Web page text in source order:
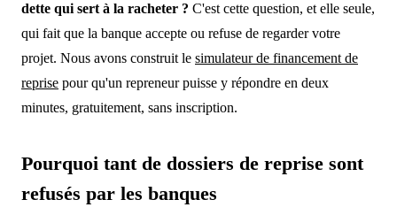
dette qui sert à la racheter ? C'est cette question, et elle seule,
qui fait que la banque accepte ou refuse de regarder votre
projet. Nous avons construit le simulateur de financement de
reprise pour qu'un repreneur puisse y répondre en deux
minutes, gratuitement, sans inscription.
Pourquoi tant de dossiers de reprise sont
refusés par les banques